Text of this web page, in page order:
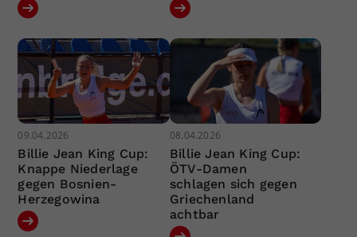
09.04.2026
Billie Jean King Cup:
Knappe Niederlage
gegen Bosnien-
Herzegowina
08.04.2026
Billie Jean King Cup:
ÖTV-Damen
schlagen sich gegen
Griechenland
achtbar